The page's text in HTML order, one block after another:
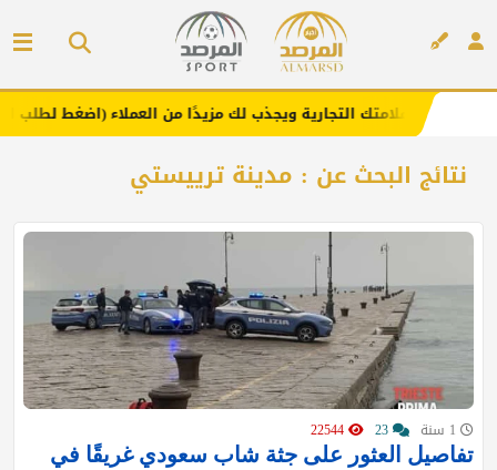
.. يعزز علامتك التجارية ويجذب لك مزيدًا من العملاء (اضغط لطلب
نتائج البحث عن : مدينة ترييستي
تفاصيل العثور على جثة شاب سعودي غريقًا في